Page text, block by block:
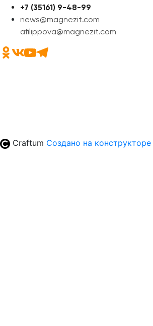
+7 (35161) 9-48-99
news@magnezit.com
afilippova@magnezit.com
Craftum Создано на конструкторе